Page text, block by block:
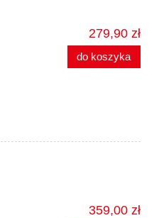
279,90 zł
do koszyka
359,00 zł